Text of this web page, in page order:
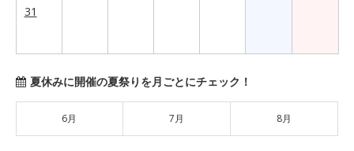
31
夏休みに開催の夏祭りを月ごとにチェック！
6月 7月 8月